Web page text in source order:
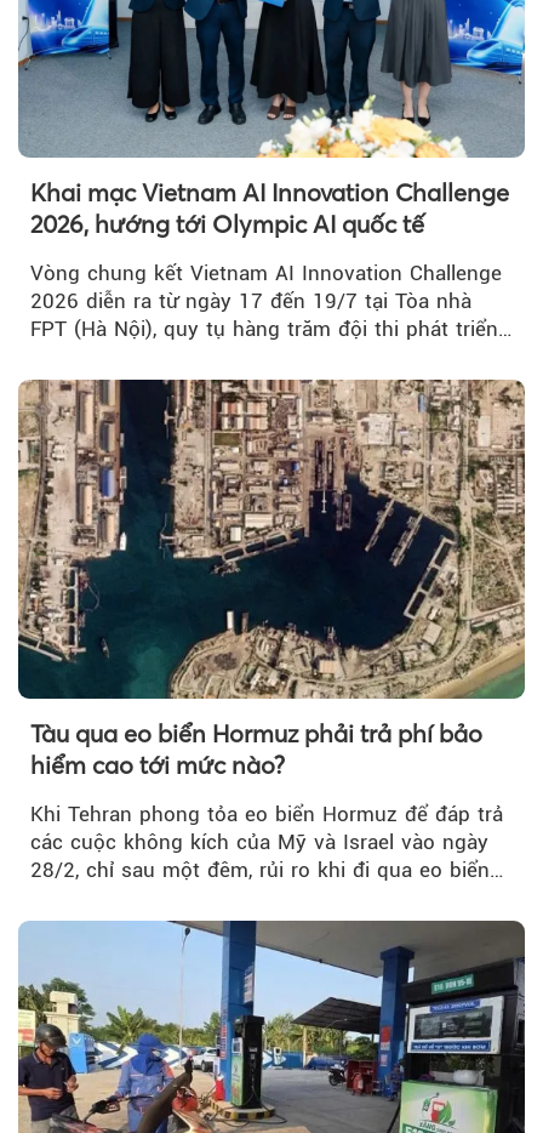
Khai mạc Vietnam AI Innovation Challenge
2026, hướng tới Olympic AI quốc tế
Vòng chung kết Vietnam AI Innovation Challenge
2026 diễn ra từ ngày 17 đến 19/7 tại Tòa nhà
FPT (Hà Nội), quy tụ hàng trăm đội thi phát triển
Tàu qua eo biển Hormuz phải trả phí bảo
hiểm cao tới mức nào?
Khi Tehran phong tỏa eo biển Hormuz để đáp trả
các cuộc không kích của Mỹ và Israel vào ngày
28/2, chỉ sau một đêm, rủi ro khi đi qua eo biển
theo.